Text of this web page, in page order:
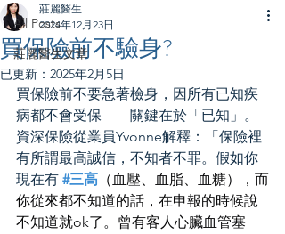
All Posts
莊麗醫生文章
買保險前不驗身?
莊麗醫生
2024年12月23日
已更新： 2025年2月5日
買保險前不要急著檢身，因所有已知疾
病都不會受保——關鍵在於「已知」。
資深保險從業員Yvonne解釋：「保險裡
有所謂最高誠信，不知者不罪。假如你
現在有 #三高 （血壓、血脂、血糖），而
你從來都不知道的話，在申報的時候說
不知道就ok了。曾有客人心臟血管塞